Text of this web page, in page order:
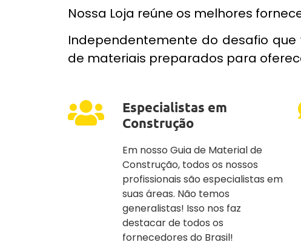
Nossa Loja reúne os melhores
Independentemente do desafio
de materiais preparados para
Especialistas em
Construção
Em nosso Guia de Material de
Construção, todos os nossos
profissionais são especialistas em
suas áreas. Não temos
generalistas! Isso nos faz
destacar de todos os
fornecedores do Brasil!